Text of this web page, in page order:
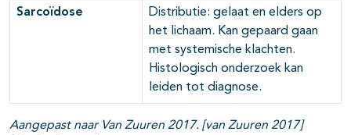
Sarcoïdose
Distributie: gelaat en elders op
het lichaam. Kan gepaard gaan
met systemische klachten.
Histologisch onderzoek kan
leiden tot diagnose.
Aangepast naar Van Zuuren 2017. [van Zuuren 2017]